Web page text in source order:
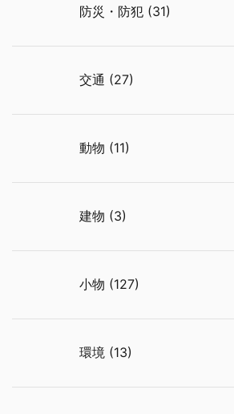
防災・防犯 (31)
交通 (27)
動物 (11)
建物 (3)
小物 (127)
環境 (13)